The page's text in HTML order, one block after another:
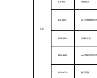
5.13
8:40-9:00 开营仪式
9:00-12:00 嵌入式物联网应用
12:00-13:30 午餐&休息
13:30-16:30 AI计算机视觉应用
16:30-17:30 技术答疑